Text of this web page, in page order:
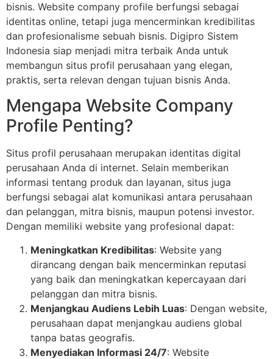
bisnis. Website company profile berfungsi sebagai
identitas online, tetapi juga mencerminkan kredibilitas
dan profesionalisme sebuah bisnis. Digipro Sistem
Indonesia siap menjadi mitra terbaik Anda untuk
membangun situs profil perusahaan yang elegan,
praktis, serta relevan dengan tujuan bisnis Anda.
Mengapa Website Company
Profile Penting?
Situs profil perusahaan merupakan identitas digital
perusahaan Anda di internet. Selain memberikan
informasi tentang produk dan layanan, situs juga
berfungsi sebagai alat komunikasi antara perusahaan
dan pelanggan, mitra bisnis, maupun potensi investor.
Dengan memiliki website yang profesional dapat:
Meningkatkan Kredibilitas: Website yang
dirancang dengan baik mencerminkan reputasi
yang baik dan meningkatkan kepercayaan dari
pelanggan dan mitra bisnis.
Menjangkau Audiens Lebih Luas: Dengan website,
perusahaan dapat menjangkau audiens global
tanpa batas geografis.
Menyediakan Informasi 24/7: Website